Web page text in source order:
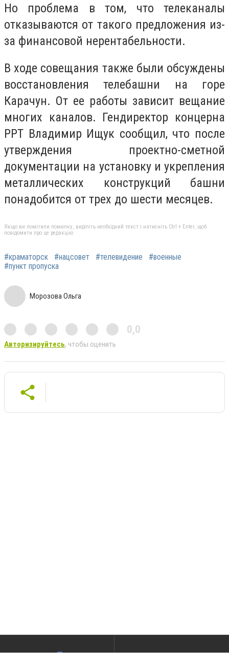
Но проблема в том, что телеканалы
отказываются от такого предложения из-
за финансовой нерентабельности.
В ходе совещания также были обсуждены
восстановления телебашни на горе
Карачун. От ее работы зависит вещание
многих каналов. Гендиректор концерна
РРТ Владимир Ищук сообщил, что после
утверждения проектно-сметной
документации на установку и укрепления
металлических конструкций башни
понадобится от трех до шести месяцев.
Якщо ви помітили помилку, виділіть необхідний текст і натисніть Ctrl + Enter, щоб
повідомити про це редакцію
#краматорск #нацсовет #телевидение
#военные
#пункт пропуска
Морозова Ольга
0,0
Авторизируйтесь, чтобы оценить